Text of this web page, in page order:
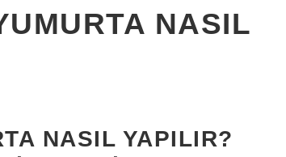
NASIL
NASIL YAPILIR?